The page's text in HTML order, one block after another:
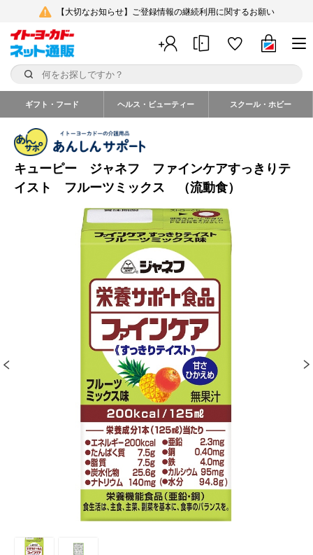
【大切なお知らせ】ご登録情報の継続利用に関するお願い
ギフト・フード ヘルス・ビューティー スクール・ホビー
キューピー ジャネフ ファインケアすっきりテ
イスト フルーツミックス （流動食）